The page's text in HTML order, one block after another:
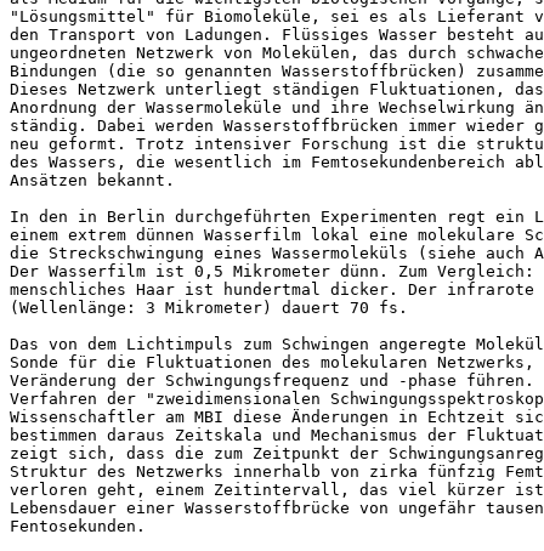
"Lösungsmittel" für Biomoleküle, sei es als Lieferant
den Transport von Ladungen. Flüssiges Wasser besteht
ungeordneten Netzwerk von Molekülen, das durch
Bindungen (die so genannten Wasserstoffbrücken)
Dieses Netzwerk unterliegt ständigen Fluktuationen,
Anordnung der Wassermoleküle und ihre Wechselwirkung
ständig. Dabei werden Wasserstoffbrücken immer wieder
neu geformt. Trotz intensiver Forschung ist die
des Wassers, die wesentlich im Femtosekundenbereich
Ansätzen bekannt.
In den in Berlin durchgeführten Experimenten regt ein
einem extrem dünnen Wasserfilm lokal eine molekulare
die Streckschwingung eines Wassermoleküls (siehe auch
Der Wasserfilm ist 0,5 Mikrometer dünn. Zum Vergleich:
menschliches Haar ist hundertmal dicker. Der infrarote
(Wellenlänge: 3 Mikrometer) dauert 70 fs.
Das von dem Lichtimpuls zum Schwingen angeregte
Sonde für die Fluktuationen des molekularen
Veränderung der Schwingungsfrequenz und -phase führen.
Verfahren der "zweidimensionalen
Wissenschaftler am MBI diese Änderungen in Echtzeit
bestimmen daraus Zeitskala und Mechanismus der
zeigt sich, dass die zum Zeitpunkt der
Struktur des Netzwerks innerhalb von zirka fünfzig
verloren geht, einem Zeitintervall, das viel kürzer
Lebensdauer einer Wasserstoffbrücke von ungefähr
Fentosekunden.